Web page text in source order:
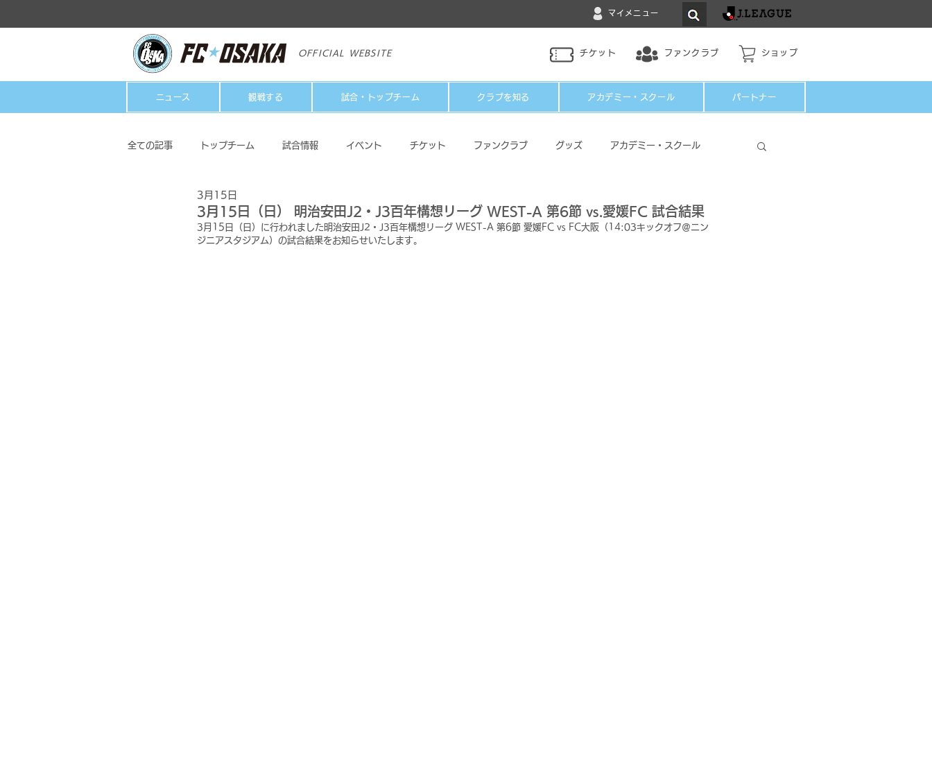
マイメニュー
OFFICIAL WEBSITE チケット ファンクラブ ショップ
ニュース 観戦する 試合・トップチーム クラブを知る アカデミー・スクール パートナー
全ての記事 トップチーム 試合情報 イベント チケット ファンクラブ グッズ アカデミー・スクール
ホームタウン活動
3月15日（日） 明治安田J2・J3百年構想リーグ WEST-A 第6節 vs.愛媛FC 試合結果
3月15日
3月15日（日）に行われました明治安田J2・J3百年構想リーグ WEST-A 第6節 愛媛FC vs FC大阪（14:03キックオフ＠ニン
ジニアスタジアム）の試合結果をお知らせいたします。